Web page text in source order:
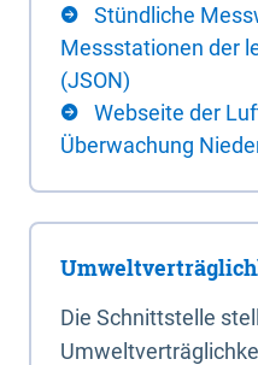
Stündliche
Messstationen der
(JSON)
Webseite der
Überwachung
Die Schnittstelle